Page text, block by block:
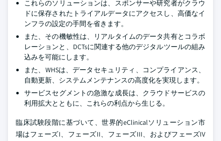
これらのソリューションは、スポンサーや研究者がクラウ
ドに保存されたトライアルデータにアクセスし、高価なイ
ンフラの設定の手間を省きます。
また、その機敏性は、リアルタイムのデータ共有とコラボ
レーションと、DCTsに関連する他のデジタルツールの組み
込みを可能にします。
また、WHSは、データセキュリティ、コンプライアンス、
自動更新、システムメンテナンスの高度化を実現します。
サービスセグメントの急激な成長は、クラウドサービスの
利用拡大とともに、これらの利点から生じる。
臨床試験段階に基づいて、世界的eClinicalソリューション市
場はフェーズI、フェーズII、フェーズIII、およびフェーズIV